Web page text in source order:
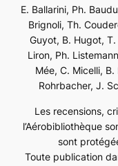
E. Ballarini, Ph.
Brignoli, Th.
Guyot, B. Hugot,
Liron, Ph.
Mée, C. Micelli, B.
Rohrbacher, J.
Les recensions,
l’Aérobibliothèque
sont
Toute publication